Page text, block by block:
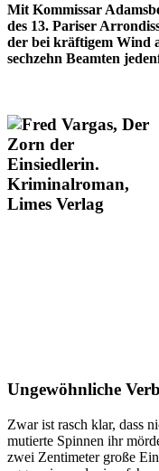
Mit Kommissar
des 13. Pariser
der bei kräftigem Wind
sechzehn Beamten
Ungewöhnliche
Zwar ist rasch klar, dass
mutierte Spinnen ihr
zwei Zentimeter große